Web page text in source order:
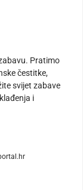
Pratimo
čestitke,
svijet zabave
i